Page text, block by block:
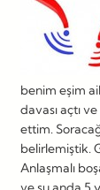
benim eşim
davası açtı
ettim.
belirlemiştik.
Anlaşmalı